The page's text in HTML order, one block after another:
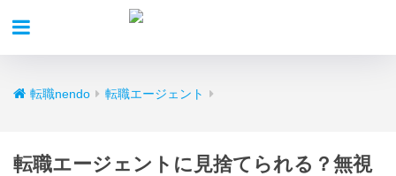
転職nendo 転職エージェント
転職エージェントに見捨てられる？無視